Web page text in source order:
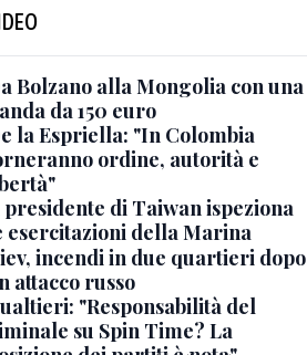
Bolzano alla Mongolia con una
da 150 euro
la Espriella: "In Colombia
ordine, autorità e
di Taiwan ispeziona
esercitazioni della Marina
incendi in due quartieri dopo
attacco russo
"Responsabilità del
su Spin Time? La